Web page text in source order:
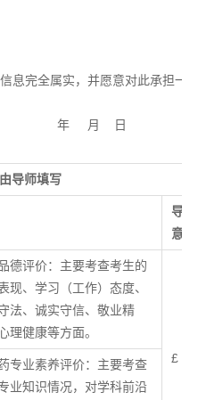
息完全属实，并愿意对此承担一
： 年 月 日
导师填写
导师
意见
德评价：主要考查考生的
现、学习（工作）态度、
法、诚实守信、敬业精
理健康等方面。
£ 同
专业素养评价：主要考查
业知识情况，对学科前沿